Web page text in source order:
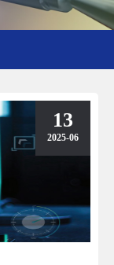
13
2025-06